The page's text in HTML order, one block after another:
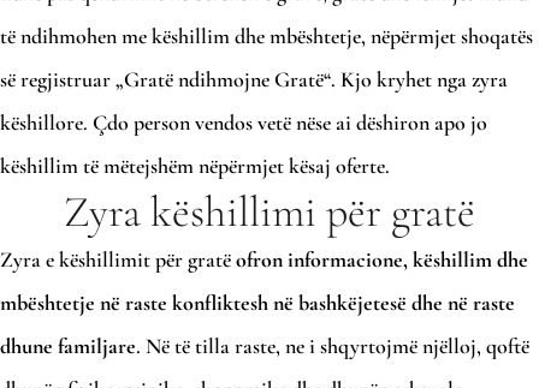
të ndihmohen me këshillim dhe mbështetje, nëpërmjet shoqatës
së regjistruar „Gratë ndihmojne Gratë“. Kjo kryhet nga zyra
këshillore. Çdo person vendos vetë nëse ai dëshiron apo jo
këshillim të mëtejshëm nëpërmjet kësaj oferte.
Zyra këshillimi për gratë
Zyra e këshillimit për gratëofron informacione, këshillim dhe
mbështetje në raste konfliktesh në bashkëjetesë dhe në raste
dhune familjare. Në të tilla raste, ne i shqyrtojmë njëlloj, qoftë